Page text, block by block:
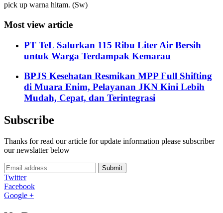
pick up warna hitam. (Sw)
Most view article
PT TeL Salurkan 115 Ribu Liter Air Bersih
untuk Warga Terdampak Kemarau
BPJS Kesehatan Resmikan MPP Full Shifting
di Muara Enim, Pelayanan JKN Kini Lebih
Mudah, Cepat, dan Terintegrasi
Subscribe
Thanks for read our article for update information please subscriber
our newslatter below
Submit
Twitter
Facebook
Google +